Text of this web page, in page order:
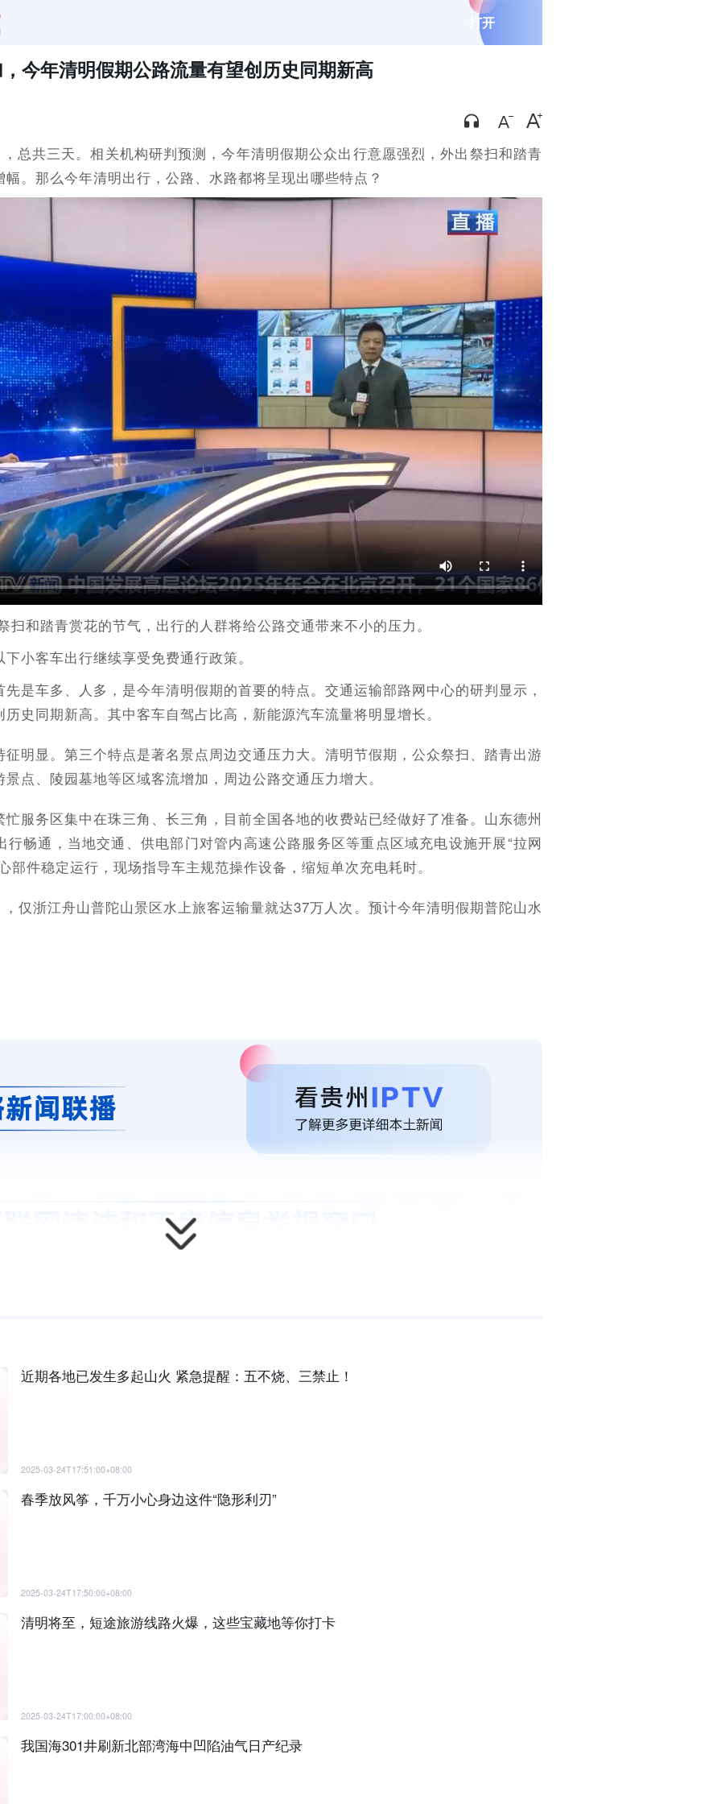
打开
今年清明假期公路流量有望创历史同期新高
总共三天。相关机构研判预测，今年清明假期公众出行意愿强烈，外出祭扫和踏青
。那么今年清明出行，公路、水路都将呈现出哪些特点？
扫和踏青赏花的节气，出行的人群将给公路交通带来不小的压力。
小客车出行继续享受免费通行政策。
是车多、人多，是今年清明假期的首要的特点。交通运输部路网中心的研判显示，
史同期新高。其中客车自驾占比高，新能源汽车流量将明显增长。
明显。第三个特点是著名景点周边交通压力大。清明节假期，公众祭扫、踏青出游
点、陵园墓地等区域客流增加，周边公路交通压力增大。
服务区集中在珠三角、长三角，目前全国各地的收费站已经做好了准备。山东德州
畅通，当地交通、供电部门对管内高速公路服务区等重点区域充电设施开展“拉网
部件稳定运行，现场指导车主规范操作设备，缩短单次充电耗时。
仅浙江舟山普陀山景区水上旅客运输量就达37万人次。预计今年清明假期普陀山水
近期各地已发生多起山火 紧急提醒：五不烧、三禁止！
2025-03-24T17:51:00+08:00
春季放风筝，千万小心身边这件“隐形利刃”
2025-03-24T17:50:00+08:00
清明将至，短途旅游线路火爆，这些宝藏地等你打卡
2025-03-24T17:00:00+08:00
我国海301井刷新北部湾海中凹陷油气日产纪录